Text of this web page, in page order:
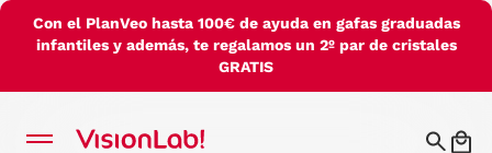
Con el PlanVeo hasta 100€ de ayuda en gafas graduadas
infantiles y además, te regalamos un 2º par de cristales
GRATIS